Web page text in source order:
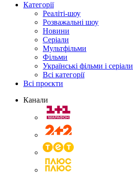
Категорії
Реаліті-шоу
Розважальні шоу
Новини
Серіали
Мультфільми
Фільми
Українські фільми і серіали
Всі категорії
Всі проєкти
Канали